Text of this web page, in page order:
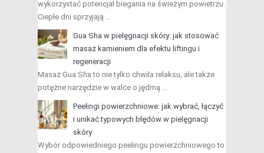
wykorzystać potencjał biegania na świeżym powietrzu.
Ciepłe dni sprzyjają …
Gua Sha w pielęgnacji skóry: jak stosować
masaż kamieniem dla efektu liftingu i
regeneracji
Masaż Gua Sha to nie tylko chwila relaksu, ale także
potężne narzędzie w walce o jędrną …
Peelingi powierzchniowe: jak wybrać, łączyć
i unikać typowych błędów w pielęgnacji
skóry
Wybór odpowiedniego peelingu powierzchniowego to